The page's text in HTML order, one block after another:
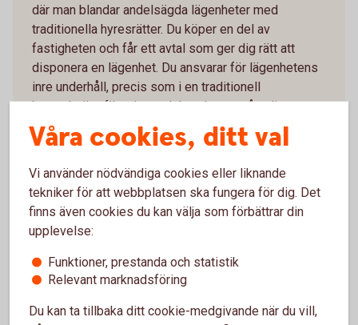
där man blandar andelsägda lägenheter med
traditionella hyresrätter. Du köper en del av
fastigheten och får ett avtal som ger dig rätt att
disponera en lägenhet. Du ansvarar för lägenhetens
inre underhåll, precis som i en traditionell
bostadsrättsförening, och betalar en månatlig
förvaltningskostnad istället för hyra.
Hyresförvaltaren (Botkyrkabyggen) sköter i sin tur
av trapphus, tvättstuga med mera. Hyresförvaltaren
fattar alla beslut och du som boende har inget
inflytande över hur fastigheten förvaltas.
Fördelar
andelsägare själva bestämma standard och
Våra cookies, ditt val
Vi använder nödvändiga cookies eller liknande
tekniker för att webbplatsen ska fungera för dig. Det
finns även cookies du kan välja som förbättrar din
upplevelse:
Funktioner, prestanda och statistik
Relevant marknadsföring
Du kan ta tillbaka ditt cookie-medgivande när du vill,